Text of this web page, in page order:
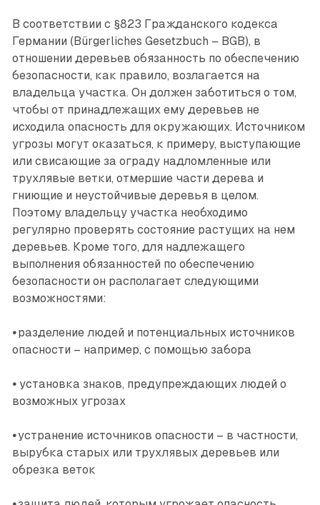
В соответствии с §823 Гражданского кодекса
Германии (Bürgerliches Gesetzbuch – BGB), в
отношении деревьев обязанность по обеспечению
безопасности, как правило, возлагается на
владельца участка. Он должен заботиться о том,
чтобы от принадлежащих ему деревьев не
исходила опасность для окружающих. Источником
угрозы могут оказаться, к примеру, выступающие
или свисаю­щие за ограду надломленные или
трухлявые ветки, отмершие части дерева и
гниющие и неустойчивые деревья в целом.
Поэтому владельцу участка необходимо
регулярно проверять состояние растущих на нем
деревьев. Кроме того, для надлежащего
выполнения обязанностей по обеспечению
безопасности он располагает следующими
возможностями:
•разделение людей и потенциальных источников
опасности – например, с помощью забора
•установка знаков, предупреждающих людей о
возможных угрозах
•устранение источников опасности – в частности,
вырубка старых или трухлявых деревьев или
обрезка веток